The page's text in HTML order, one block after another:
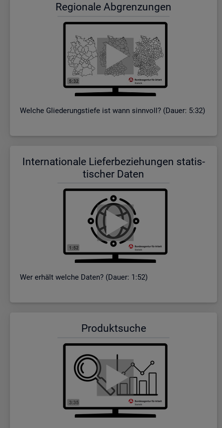
Re­gio­na­le Ab­gren­zun­gen
Wel­che Glie­de­rungs­tie­fe ist wann sinn­voll? (Dauer: 5:32)
In­ter­na­tio­na­le Lie­fer­be­zie­hun­gen sta­tis­
ti­scher Daten
Wer er­hält wel­che Daten? (Dauer: 1:52)
Pro­dukt­su­che